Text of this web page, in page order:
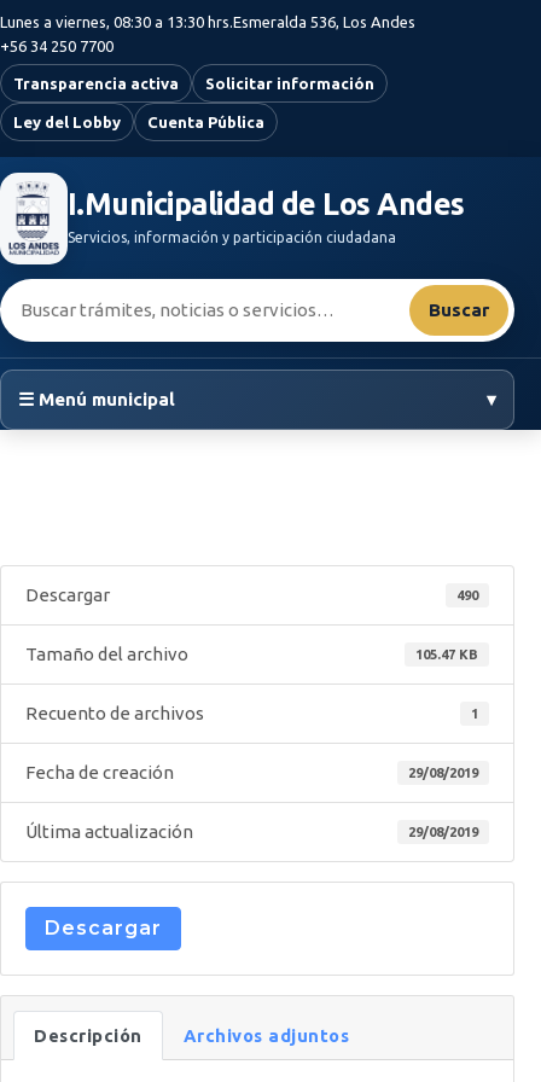
Saltar al contenido principal
Lunes a viernes, 08:30 a 13:30 hrs.Esmeralda 536, Los Andes
+56 34 250 7700
Transparencia activa Solicitar información
Ley del Lobby Cuenta Pública
I.Municipalidad de Los Andes
Servicios, información y participación ciudadana
Buscar:
Buscar
☰ Menú municipal ▾
Descargar 490
Tamaño del archivo 105.47 KB
Recuento de archivos 1
Fecha de creación 29/08/2019
Última actualización 29/08/2019
Descargar
Descripción Archivos adjuntos